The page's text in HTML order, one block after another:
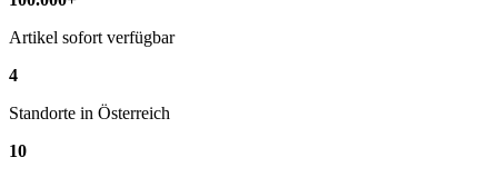
Artikel sofort verfügbar
4
Standorte in Österreich
10